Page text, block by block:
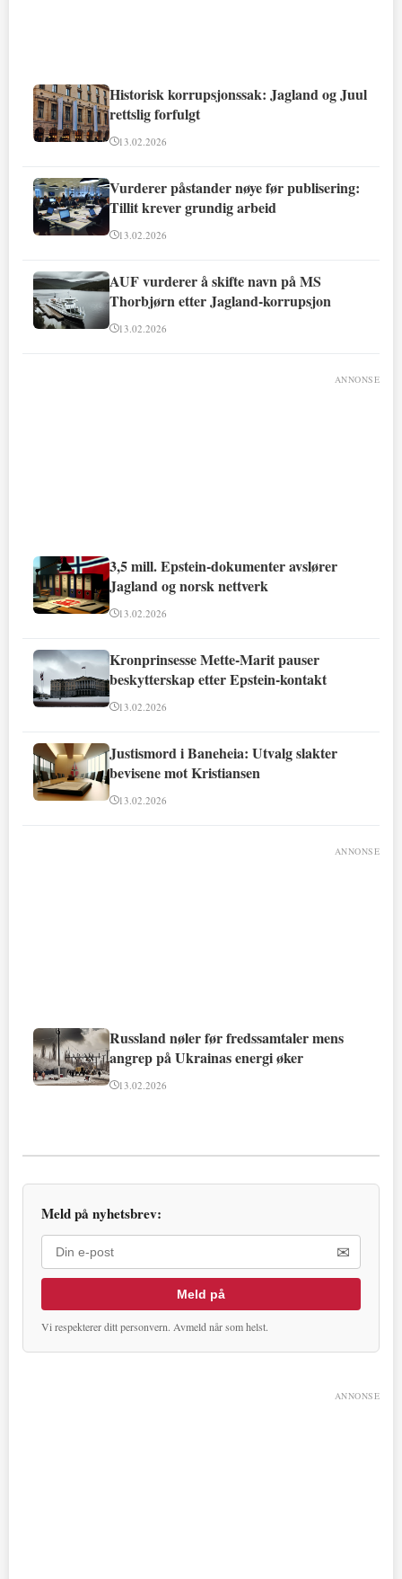
Historisk korrupsjonssak: Jagland og Juul
rettslig forfulgt
13.02.2026
Vurderer påstander nøye før publisering:
Tillit krever grundig arbeid
13.02.2026
AUF vurderer å skifte navn på MS
Thorbjørn etter Jagland-korrupsjon
13.02.2026
ANNONSE
3,5 mill. Epstein-dokumenter avslører
Jagland og norsk nettverk
13.02.2026
Kronprinsesse Mette-Marit pauser
beskytterskap etter Epstein-kontakt
13.02.2026
Justismord i Baneheia: Utvalg slakter
bevisene mot Kristiansen
13.02.2026
ANNONSE
Russland nøler før fredssamtaler mens
angrep på Ukrainas energi øker
13.02.2026
Meld på nyhetsbrev:
✉
Meld på
Vi respekterer ditt personvern. Avmeld når som helst.
ANNONSE